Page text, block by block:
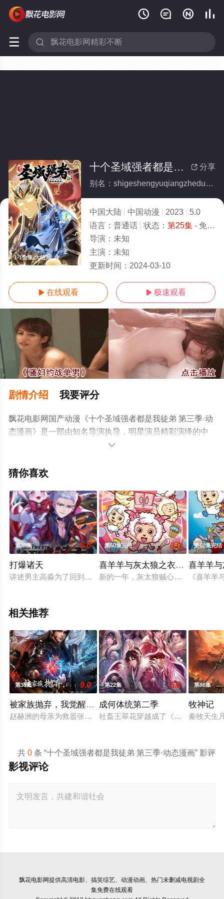
   
 
1-1全集/大结局
 分享
十个圣域强者都是我徒弟 第三季·动态漫画(全集)
别名：shigeshengyuqiangzhedushiwotudidisanjidongtaimanhua
中国大陆 中国动漫 2023
5.0
语言： 普通话 状态： 第25集- 免费在线观看
导演： 未知
主演： 未知
更新时间： 2024-03-10
 在线观看  极速观看
剧情介绍 我要评分
飘花电影网国产动漫《十个圣域强者都是我徒弟 第三季·动
态漫画》是一部由知名导演执导，明星演员精彩演绎的中
国大陆动漫，大结局剧情已揭晓（1-1全集），手机免费观
息可移步至豆瓣动漫、电视猫或剧情网等平台了解。

猜你喜欢
第39集 5.0
打爆诸天
讲述男主高淼为了回到地球穿梭于亿万电影、漫画、小说等文
第60集完结 8.0
喜羊羊与灰太狼之衣橱大冒险
新的一年，灰太狼贼心不死，依然奔
第60集完结
喜羊羊
《喜羊
相关推荐
第35集 9.0
被家族抛弃，我觉醒九亿属性点
赵赫洲的母亲为救嚣张跋扈的长女赵馨儿，不惜在身怀六甲之
第22集 5.0
成何体统第二季
社畜王翠花穿越成了《恶魔宠妃》中
第86集
牧神记
秦牧天生
共0 条 “十个圣域强者都是我徒弟 第三季·动态漫画” 影评
影视评论
飘花电影网提供高清电影、搞笑综艺、动漫动画、热门未删减电视剧全
集免费在线观看